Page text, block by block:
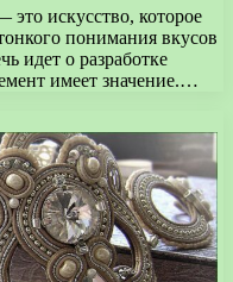
искусство, которое
понимания вкусов
идет о разработке
имеет значение.…